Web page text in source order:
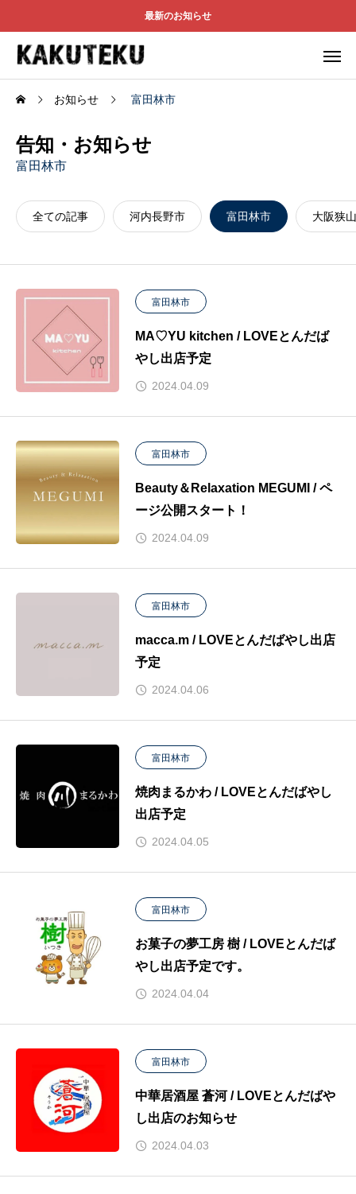
最新のお知らせ
お知らせ 富田林市
告知・お知らせ
富田林市
全ての記事 河内長野市 富田林市 大阪狭
富田林市
MA♡YU kitchen / LOVEとんだば
やし出店予定
2024.04.09
富田林市
Beauty＆Relaxation MEGUMI / ペ
ージ公開スタート！
2024.04.09
富田林市
macca.m / LOVEとんだばやし出店
予定
2024.04.06
富田林市
焼肉まるかわ / LOVEとんだばやし
出店予定
2024.04.05
富田林市
お菓子の夢工房 樹 / LOVEとんだば
やし出店予定です。
2024.04.04
富田林市
中華居酒屋 蒼河 / LOVEとんだばや
し出店のお知らせ
2024.04.03